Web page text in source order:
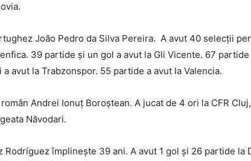
João Pedro da Silva Pereira. A avut 40 selecții
39 partide și un gol a avut la Gli Vicente. 67
avut la Trabzonspor. 55 partide a avut la Valencia.
Andrei Ionuț Boroștean. A jucat de 4 ori la CFR
Năvodari.
Rodríguez împlinește 39 ani. A avut 1 gol și 26 partide